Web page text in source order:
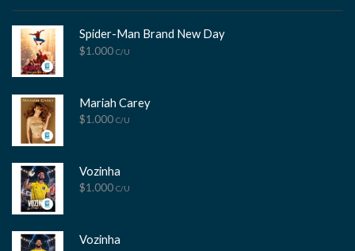
Spider-Man Brand New Day
$1.000 C/U
Mariah Carey
$1.000 C/U
Vozinha
$1.000 C/U
Vozinha